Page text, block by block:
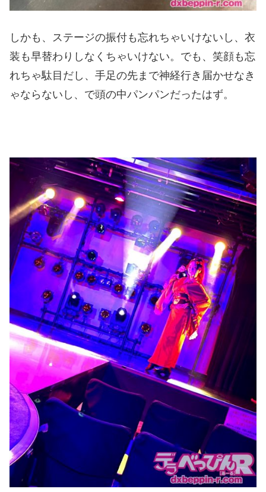
しかも、ステージの振付も忘れちゃいけないし、衣
装も早替わりしなくちゃいけない。でも、笑顔も忘
れちゃ駄目だし、手足の先まで神経行き届かせなき
ゃならないし、で頭の中パンパンだったはず。